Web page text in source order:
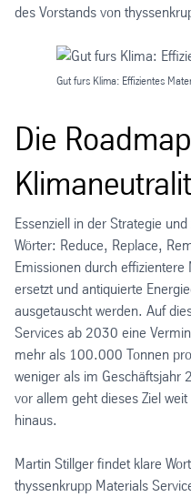
des Vorstands von
Gut furs Klima: Effizientes
Die
Essenziell in der Strategie
Wörter: Reduce, Replace,
Emissionen durch
ersetzt und antiquierte
ausgetauscht werden. Auf
Services ab 2030 eine
mehr als 100.000 Tonnen
weniger als im
vor allem geht dieses Ziel
hinaus.
Martin Stillger findet klare
thyssenkrupp Materials